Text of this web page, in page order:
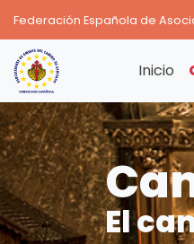
Federación Española de
Inicio
El